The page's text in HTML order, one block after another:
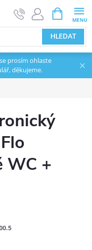
HLEDAT
prosím ohlaste
děkujeme.
WC +